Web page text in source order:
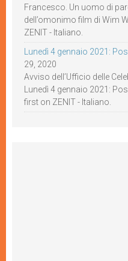
Francesco. Un uomo di
dell’omonimo film di Wim
ZENIT - Italiano.
Lunedì 4 gennaio 2021:
29, 2020
Avviso dell’Ufficio delle
Lunedì 4 gennaio 2021:
first on ZENIT - Italiano.